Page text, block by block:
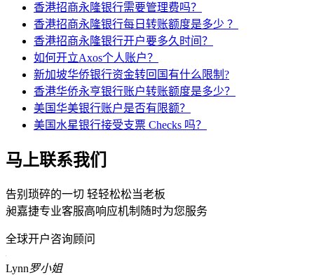
香港招商永隆银行需要管理费吗？
香港招商永隆银行每日转账额度是多少 ？
香港招商永隆银行开户要多久时间？
如何开立Axos个人账户？
新加坡华侨银行资金转回国有什么限制?
香港华侨永亨银行账户转账额度是多少？
美国华美银行账户是否有限额？
美国水星银行接受支票 Checks 吗？
马上联系我们
告别琐碎的一切 轻轻松松当老板
昶嘉捷专业客服高响应机制随时为您服务
全球开户咨询顾问
Lynn罗小姐